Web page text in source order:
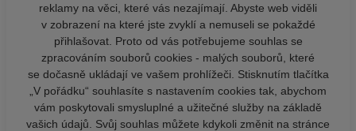
reklamy na věci, které vás nezajímají. Abyste web viděli
v zobrazení na které jste zvyklí a nemuseli se pokaždé
přihlašovat. Proto od vás potřebujeme souhlas se
zpracováním souborů cookies - malých souborů, které
se dočasně ukládají ve vašem prohlížeči. Stisknutím tlačítka
„V pořádku“ souhlasíte s nastavením cookies tak, abychom
vám poskytovali smysluplné a užitečné služby na základě
vašich údajů. Svůj souhlas můžete kdykoli změnit na stránce